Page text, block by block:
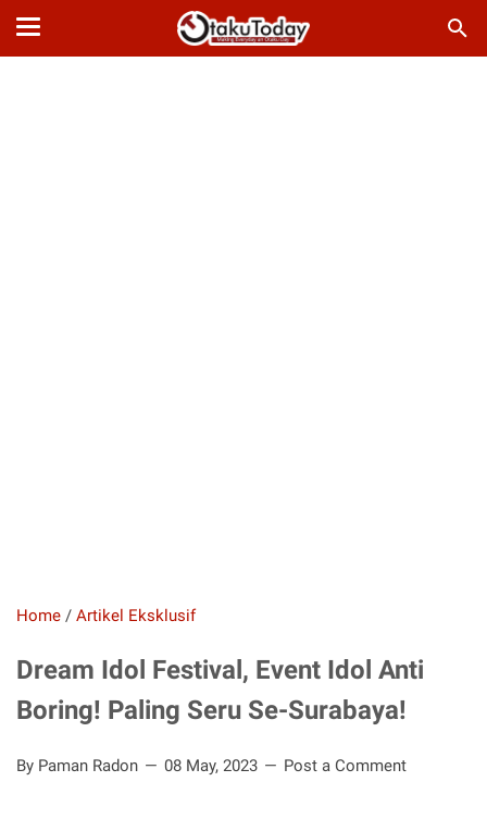
Home / Artikel Eksklusif
Dream Idol Festival, Event Idol Anti
Boring! Paling Seru Se-Surabaya!
By Paman Radon 08 May, 2023 Post a Comment